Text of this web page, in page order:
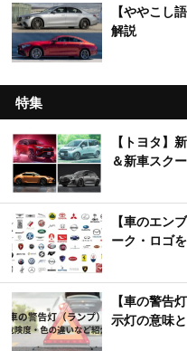
【ややこし
解説
特集
【トヨタ】
＆新車スク
【車のエン
ーク・ロゴ
【車の警告
示灯の意味